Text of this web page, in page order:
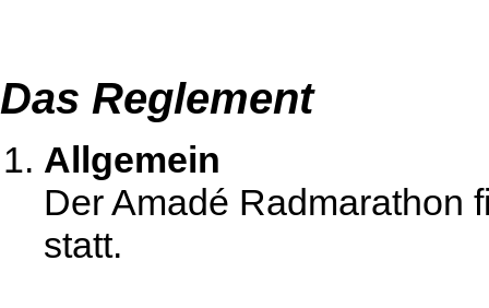
Das Reglement
Allgemein
Der Amadé Radmarathon
statt.